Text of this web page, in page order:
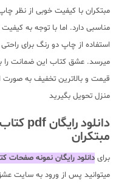
مبتکران با کیفیت خوبی از نظر
مناسبی دارد. اما با توجه به
استفاده از چاپ دو رنگ برای
میرسد. عشق کتاب این ضمانت را
قیمت و بالاترین تخفیف به صورت
منزل تحویل بگیرید
مبتکران
برای دانلود رایگان نمونه صفحات
میتوانید پس از ورود به سایت